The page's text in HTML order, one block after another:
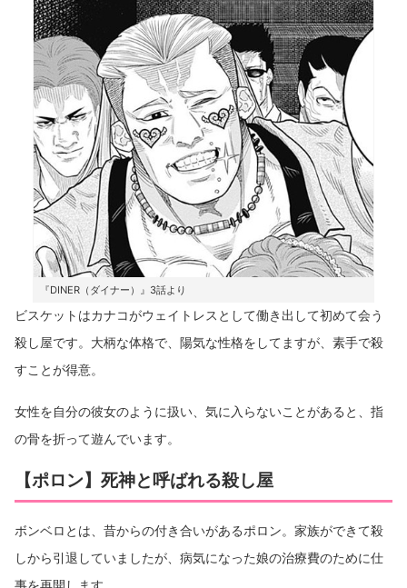
『DINER（ダイナー）』3話より
ビスケットはカナコがウェイトレスとして働き出して初めて会う
殺し屋です。大柄な体格で、陽気な性格をしてますが、素手で殺
すことが得意。
女性を自分の彼女のように扱い、気に入らないことがあると、指
の骨を折って遊んでいます。
【ポロン】死神と呼ばれる殺し屋
ボンベロとは、昔からの付き合いがあるポロン。家族ができて殺
しから引退していましたが、病気になった娘の治療費のために仕